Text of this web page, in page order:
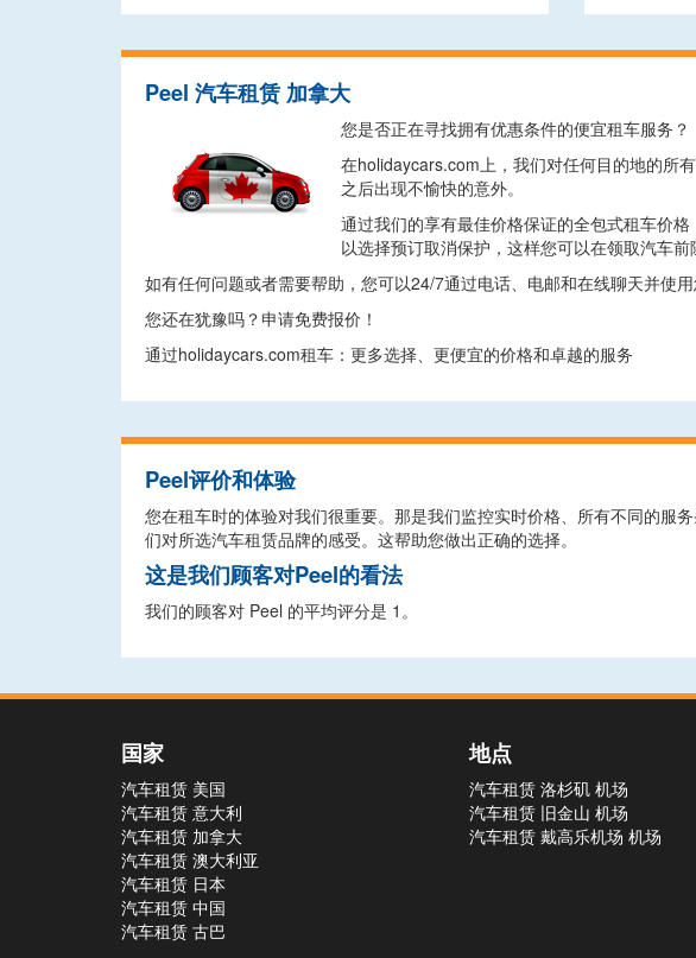
Peel 汽车租赁 加拿大
您是否正在寻找拥有优惠条件的便宜租车服务？
在holidaycars.com上，我们对任何目的地的所
之后出现不愉快的意外。
通过我们的享有最佳价格保证的全包式租车价
以选择预订取消保护，这样您可以在领取汽车前
如有任何问题或者需要帮助，您可以24/7通过电话、电邮和在线聊天并使用
您还在犹豫吗？申请免费报价！
通过holidaycars.com租车：更多选择、更便宜的价格和卓越的服务
Peel评价和体验
您在租车时的体验对我们很重要。那是我们监控实时价格、所有不同的服
们对所选汽车租赁品牌的感受。这帮助您做出正确的选择。
这是我们顾客对Peel的看法
我们的顾客对 Peel 的平均评分是 1。
国家
汽车租赁 美国
汽车租赁 意大利
汽车租赁 加拿大
汽车租赁 澳大利亚
汽车租赁 日本
汽车租赁 中国
汽车租赁 古巴
地点
汽车租赁 洛杉矶 机场
汽车租赁 旧金山 机场
汽车租赁 戴高乐机场 机场